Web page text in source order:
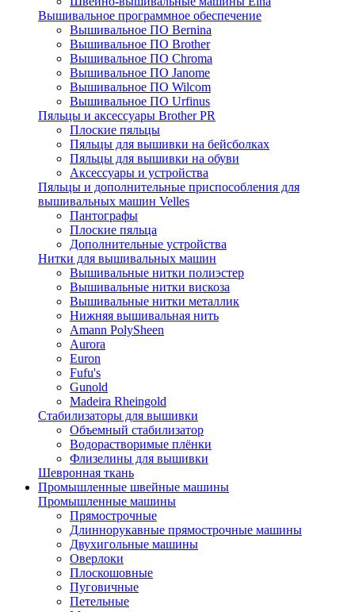
Вышивальное программное обеспечение
Вышивальное ПО Bernina
Вышивальное ПО Brother
Вышивальное ПО Chroma
Вышивальное ПО Janome
Вышивальное ПО Wilcom
Вышивальное ПО Urfinus
Пяльцы и аксессуары Brother PR
Плоские пяльцы
Пяльцы для вышивки на бейсболках
Пяльцы для вышивки на обуви
Аксессуары и устройства
Пяльцы и дополнительные приспособления для
вышивальных машин Velles
Пантографы
Плоские пяльца
Дополнительные устройства
Нитки для вышивальных машин
Вышивальные нитки полиэстер
Вышивальные нитки вискоза
Вышивальные нитки металлик
Нижняя вышивальная нить
Amann PolySheen
Aurora
Euron
Fufu's
Gunold
Madeira Rheingold
Стабилизаторы для вышивки
Объемный стабилизатор
Водорастворимые плёнки
Флизелины для вышивки
Шевронная ткань
Промышленные швейные машины
Промышленные машины
Прямострочные
Длиннорукавные прямострочные машины
Двухигольные машины
Оверлоки
Плоскошовные
Пуговичные
Петельные